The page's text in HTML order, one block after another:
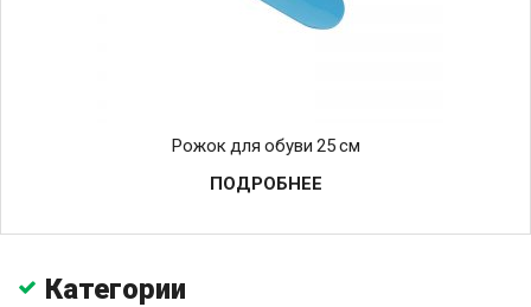
Рожок для обуви 25 см
ПОДРОБНЕЕ
Категории